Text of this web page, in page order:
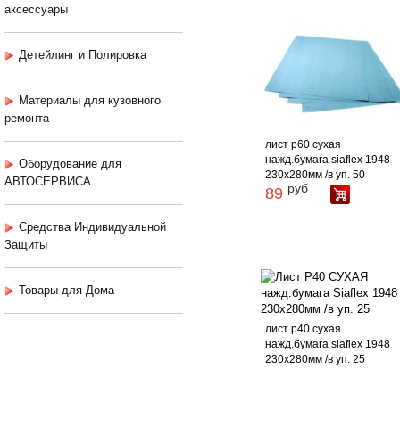
аксессуары
Детейлинг и Полировка
Материалы для кузовного
ремонта
Оборудование для
АВТОСЕРВИСА
Средства Индивидуальной
Защиты
Товары для Дома
лист p60 сухая
нажд.бумага siaflex 1948
230х280мм /в уп. 50
89 руб
лист p40 сухая
нажд.бумага siaflex 1948
230х280мм /в уп. 25